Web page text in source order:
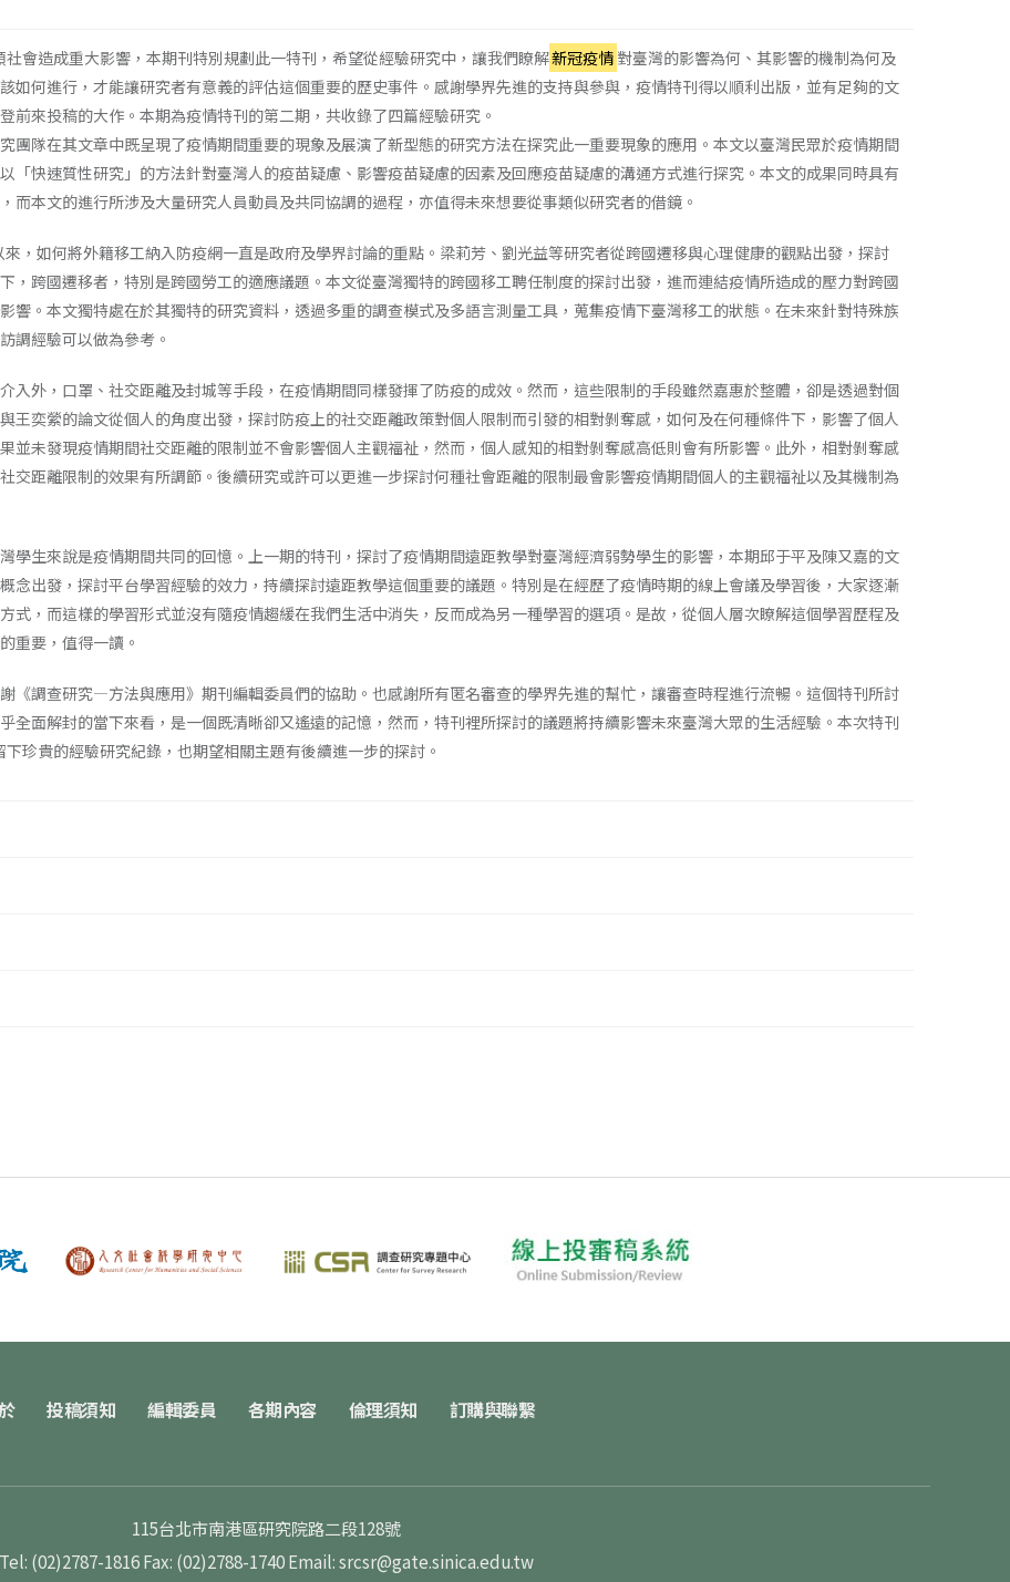
社會造成重大影響，本期刊特別規劃此一特刊，希望從經驗研究中，讓我們瞭解新冠疫情 對臺灣的影響為何、其影響的機制為何及
如何進行，才能讓研究者有意義的評估這個重要的歷史事件。感謝學界先進的支持與參與，疫情特刊得以順利出版，並有足夠的文
前來投稿的大作。本期為疫情特刊的第二期，共收錄了四篇經驗研究。
團隊在其文章中既呈現了疫情期間重要的現象及展演了新型態的研究方法在探究此一重要現象的應用。本文以臺灣民眾於疫情期間
「快速質性研究」的方法針對臺灣人的疫苗疑慮、影響疫苗疑慮的因素及回應疫苗疑慮的溝通方式進行探究。本文的成果同時具有
而本文的進行所涉及大量研究人員動員及共同協調的過程，亦值得未來想要從事類似研究者的借鏡。
，如何將外籍移工納入防疫網一直是政府及學界討論的重點。梁莉芳、劉光益等研究者從跨國遷移與心理健康的觀點出發，探討
，跨國遷移者，特別是跨國勞工的適應議題。本文從臺灣獨特的跨國移工聘任制度的探討出發，進而連結疫情所造成的壓力對跨國
響。本文獨特處在於其獨特的研究資料，透過多重的調查模式及多語言測量工具，蒐集疫情下臺灣移工的狀態。在未來針對特殊族
調經驗可以做為參考。
入外，口罩、社交距離及封城等手段，在疫情期間同樣發揮了防疫的成效。然而，這些限制的手段雖然嘉惠於整體，卻是透過對個
王奕縈的論文從個人的角度出發，探討防疫上的社交距離政策對個人限制而引發的相對剝奪感，如何及在何種條件下，影響了個人
並未發現疫情期間社交距離的限制並不會影響個人主觀福祉，然而，個人感知的相對剝奪感高低則會有所影響。此外，相對剝奪感
交距離限制的效果有所調節。後續研究或許可以更進一步探討何種社會距離的限制最會影響疫情期間個人的主觀福祉以及其機制為
學生來說是疫情期間共同的回憶。上一期的特刊，探討了疫情期間遠距教學對臺灣經濟弱勢學生的影響，本期邱于平及陳又嘉的文
念出發，探討平台學習經驗的效力，持續探討遠距教學這個重要的議題。特別是在經歷了疫情時期的線上會議及學習後，大家逐漸
式，而這樣的學習形式並沒有隨疫情趨緩在我們生活中消失，反而成為另一種學習的選項。是故，從個人層次瞭解這個學習歷程及
重要，值得一讀。
《調查研究—方法與應用》期刊編輯委員們的協助。也感謝所有匿名審查的學界先進的幫忙，讓審查時程進行流暢。這個特刊所討
全面解封的當下來看，是一個既清晰卻又遙遠的記憶，然而，特刊裡所探討的議題將持續影響未來臺灣大眾的生活經驗。本次特刊
下珍貴的經驗研究紀錄，也期望相關主題有後續進一步的探討。
投稿須知 編輯委員 各期內容 倫理須知 訂購與聯繫
115台北市南港區研究院路二段128號
Tel: (02)2787-1816 Fax: (02)2788-1740 Email: srcsr@gate.sinica.edu.tw